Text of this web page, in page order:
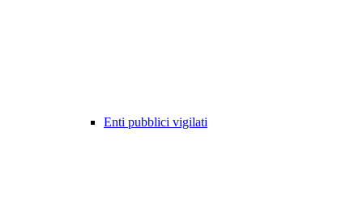
Enti pubblici vigilati